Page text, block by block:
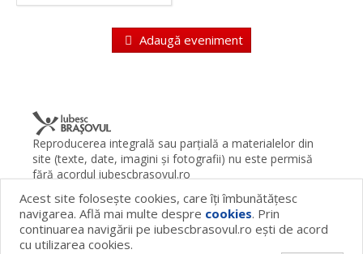
Adaugă eveniment
Reproducerea integrală sau parţială a materialelor din
site (texte, date, imagini şi fotografii) nu este permisă
fără acordul iubescbrasovul.ro
Termeni şi condiţii
Contact Despre proiect
FAQ
Cookies
Publicitate
© 2026 iubescbrasovul.ro
Acest site foloseşte cookies, care îţi îmbunătăţesc
navigarea. Află mai multe despre cookies. Prin
continuarea navigării pe iubescbrasovul.ro eşti de acord
cu utilizarea cookies.